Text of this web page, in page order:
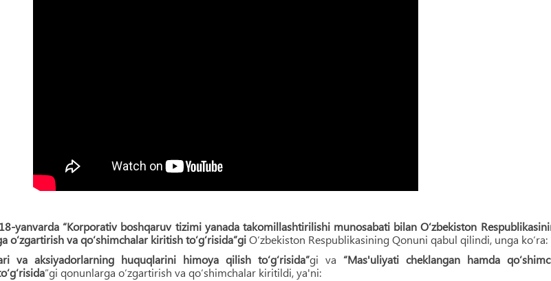
yanvarda “Korporativ boshqaruv tizimi yanada takomillashtirilishi munosabati bilan O‘zbekiston
va qo‘shimchalar kiritish to‘g‘risida”giO‘zbekiston Respublikasining Qonuni qabul qilindi, unga ko‘ra:
va aksiyadorlarning huquqlarini himoya qilish to‘g‘risida”gi va “Mas'uliyati cheklangan hamda
”gi qonunlarga o‘zgartirish va qo‘shimchalar kiritildi, ya'ni: